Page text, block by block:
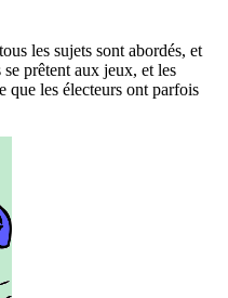
les sujets sont abordés, et
prêtent aux jeux, et les
que les électeurs ont parfois